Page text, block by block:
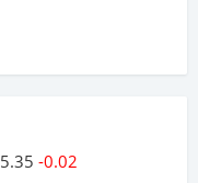
5.35 -0.02